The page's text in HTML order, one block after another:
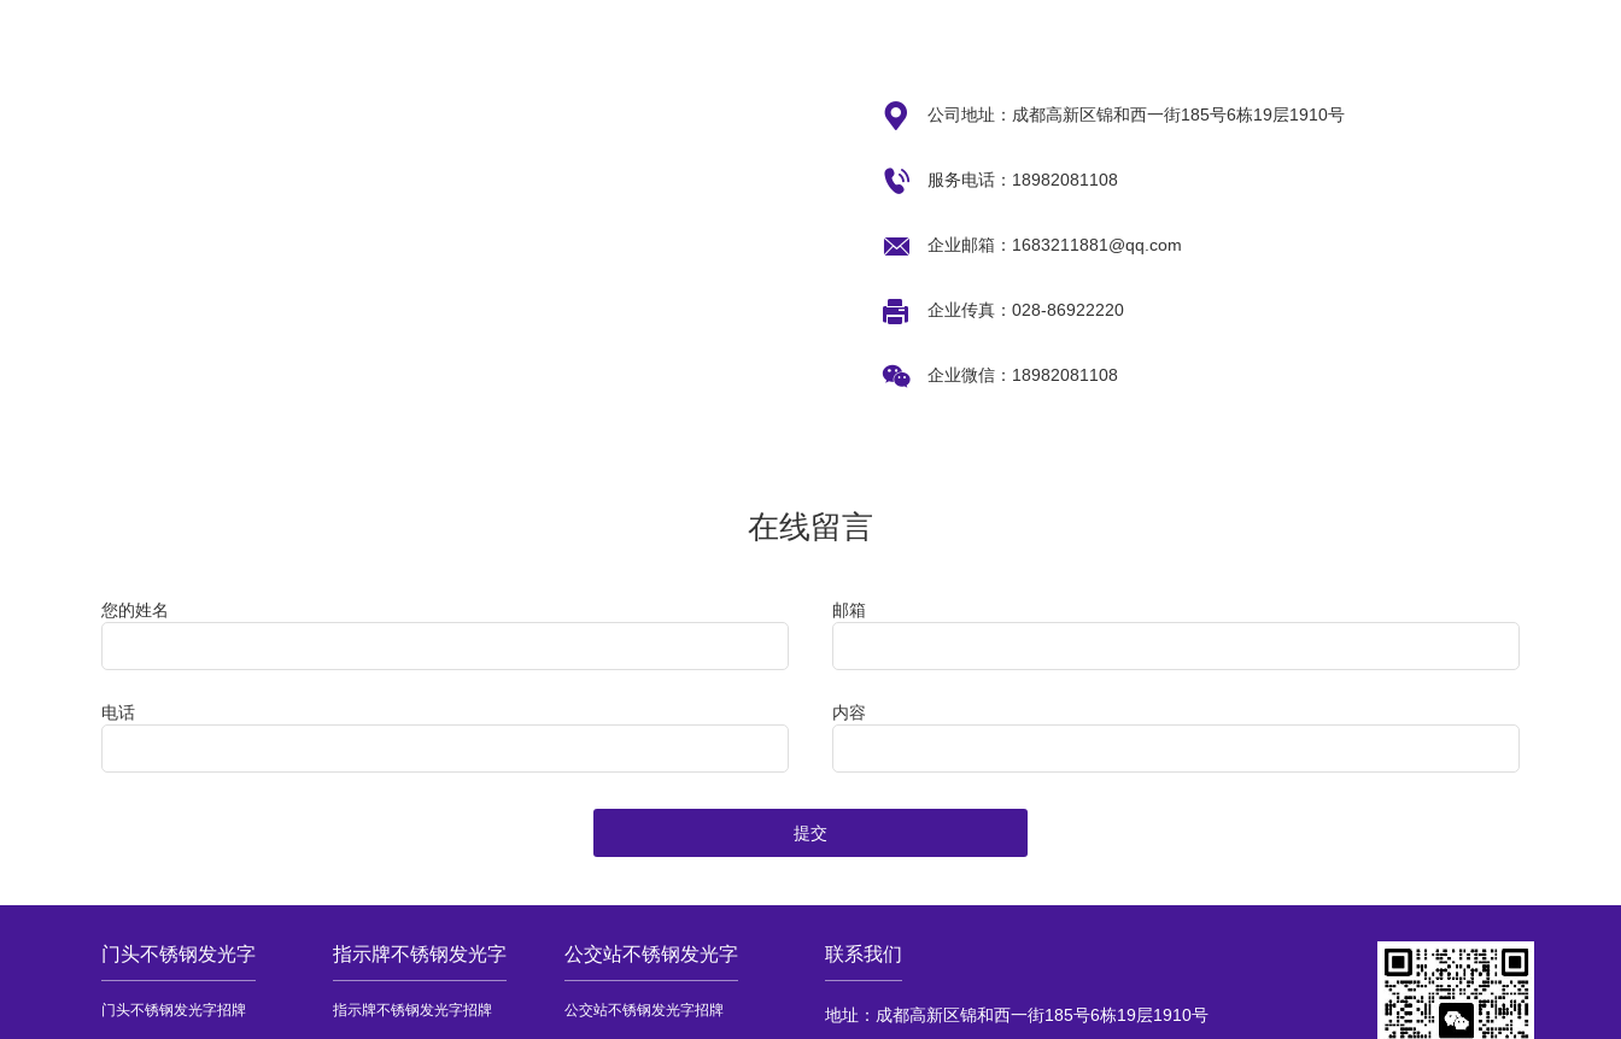
 公司地址：成都高新区锦和西一街185号6栋19层1910号
 服务电话：18982081108
 企业邮箱：1683211881@qq.com
 企业传真：028-86922220
 企业微信：18982081108
在线留言
您的姓名 邮箱
电话 内容
提交
门头不锈钢发光字
门头不锈钢发光字招牌
指示牌不锈钢发光字
指示牌不锈钢发光字招牌
公交站不锈钢发光字
公交站不锈钢发光字招牌
联系我们
地址：成都高新区锦和西一街185号6栋19层1910号